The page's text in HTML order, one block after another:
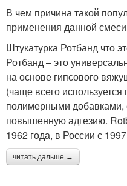
В чем причина такой
применения данной
Штукатурка Ротбанд что
Ротбанд – это
на основе гипсового
(чаще всего используется
полимерными
повышенную адгезию.
1962 года, в России с
читать дальше →